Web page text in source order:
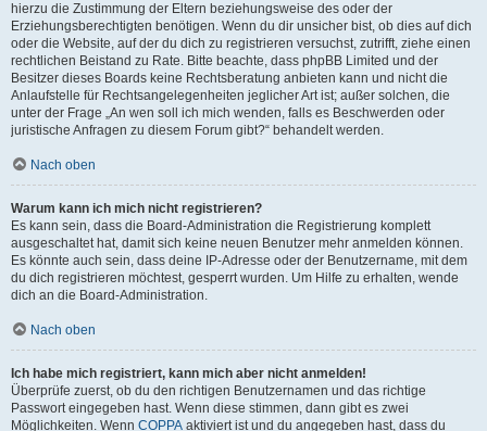
hierzu die Zustimmung der Eltern beziehungsweise des oder der
Erziehungsberechtigten benötigen. Wenn du dir unsicher bist, ob dies auf dich
oder die Website, auf der du dich zu registrieren versuchst, zutrifft, ziehe einen
rechtlichen Beistand zu Rate. Bitte beachte, dass phpBB Limited und der
Besitzer dieses Boards keine Rechtsberatung anbieten kann und nicht die
Anlaufstelle für Rechtsangelegenheiten jeglicher Art ist; außer solchen, die
unter der Frage „An wen soll ich mich wenden, falls es Beschwerden oder
juristische Anfragen zu diesem Forum gibt?“ behandelt werden.
Nach oben
Warum kann ich mich nicht registrieren?
Es kann sein, dass die Board-Administration die Registrierung komplett
ausgeschaltet hat, damit sich keine neuen Benutzer mehr anmelden können.
Es könnte auch sein, dass deine IP-Adresse oder der Benutzername, mit dem
du dich registrieren möchtest, gesperrt wurden. Um Hilfe zu erhalten, wende
dich an die Board-Administration.
Nach oben
Ich habe mich registriert, kann mich aber nicht anmelden!
Überprüfe zuerst, ob du den richtigen Benutzernamen und das richtige
Passwort eingegeben hast. Wenn diese stimmen, dann gibt es zwei
Möglichkeiten. Wenn COPPA aktiviert ist und du angegeben hast, dass du